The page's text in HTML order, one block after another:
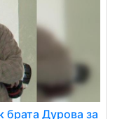
брата Дурова за